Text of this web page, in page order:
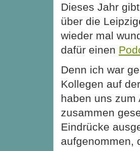
Dieses Jahr
über die
wieder mal
dafür einen
Denn ich war
Kollegen auf
haben uns zum
zusammen
Eindrücke
aufgenommen,